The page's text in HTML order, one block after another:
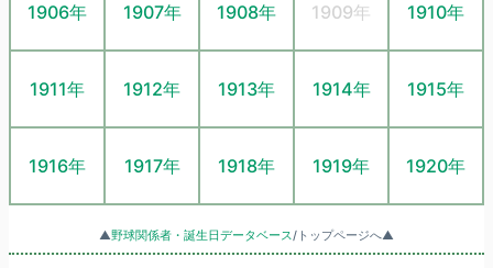
1906年 1907年 1908年 1909年 1910年
1911年 1912年 1913年 1914年 1915年
1916年 1917年 1918年 1919年 1920年
▲野球関係者・誕生日データベース/トップページへ▲